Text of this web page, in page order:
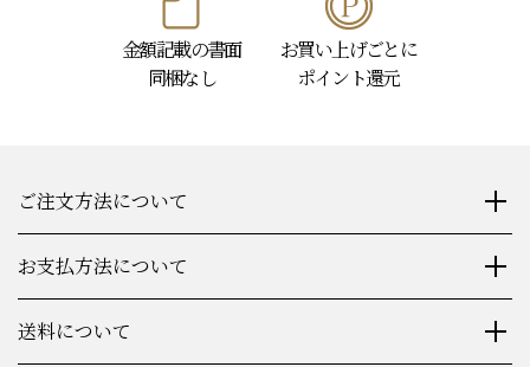
金額記載の書面
同梱なし
お買い上げごとに
ポイント還元
ご注文方法について
お支払方法について
送料について